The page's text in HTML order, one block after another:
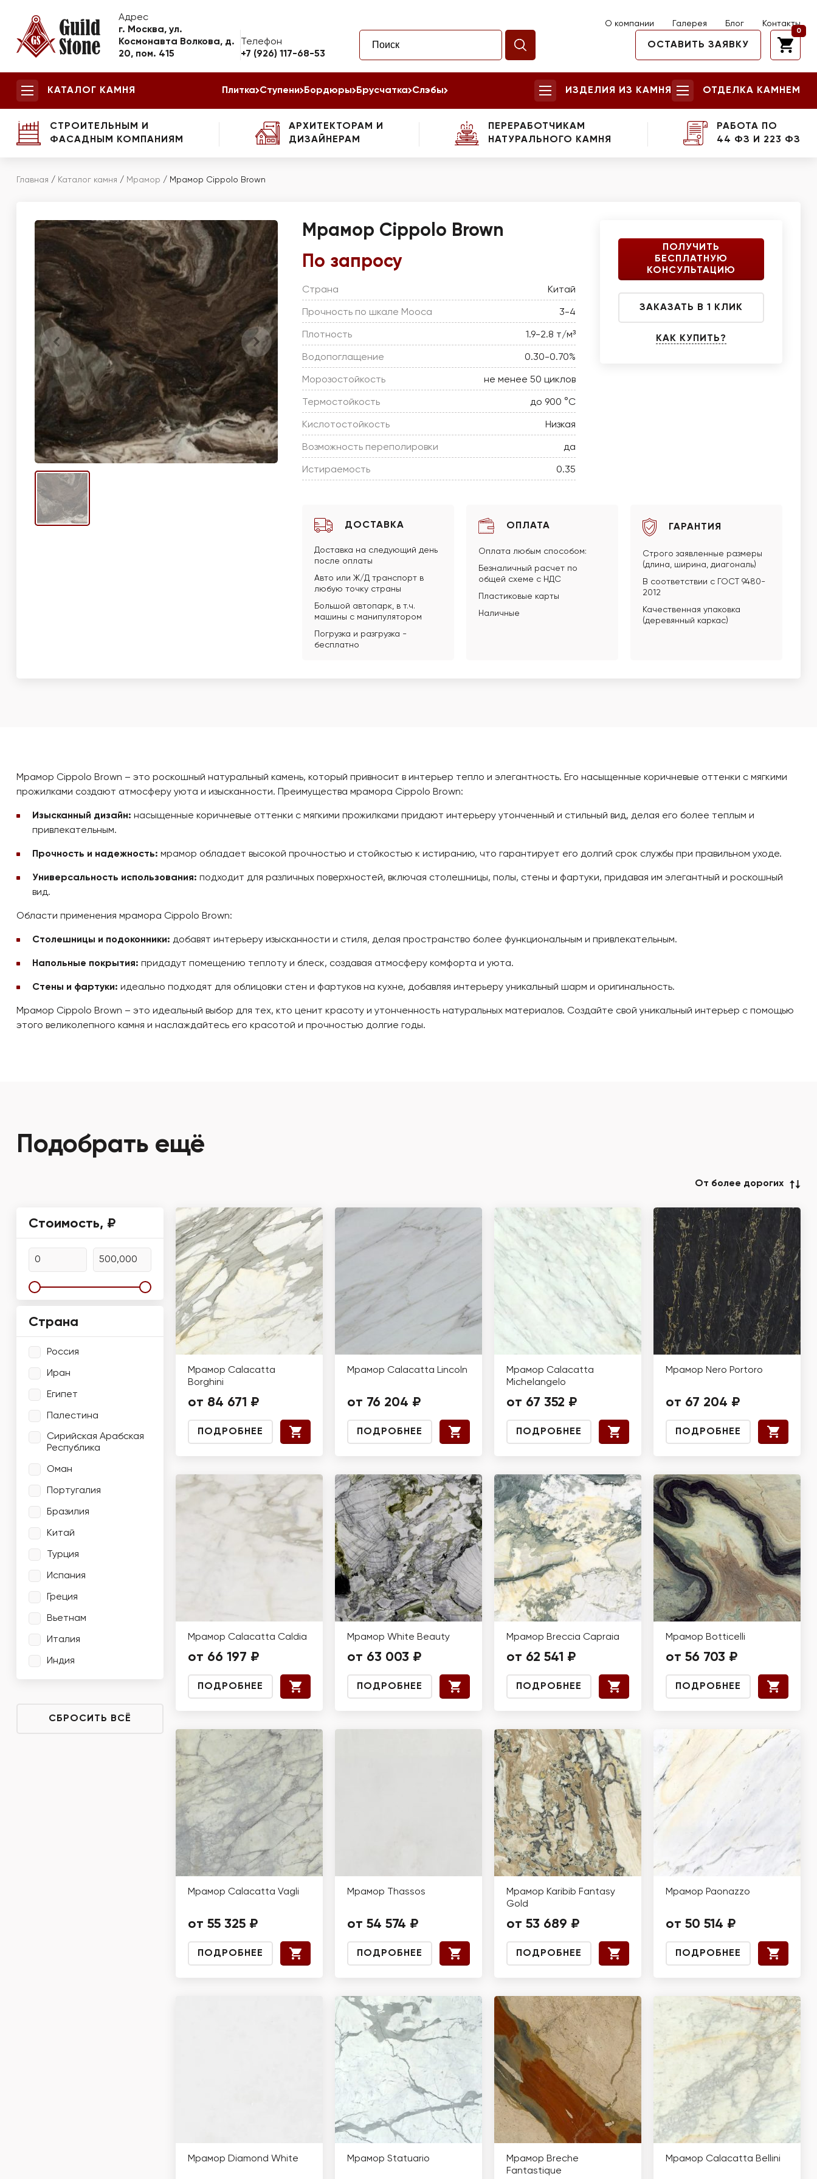
Адрес
г. Москва, ул.
Космонавта Волкова, д.
20, пом. 415
Телефон
+7 (926) 117-68-53
О компании Галерея Блог Контакты
ОСТАВИТЬ ЗАЯВКУ
0
КАТАЛОГ КАМНЯ Плитка Ступени Бордюры Брусчатка Слэбы ИЗДЕЛИЯ ИЗ КАМНЯ ОТДЕЛКА КАМНЕМ
СТРОИТЕЛЬНЫМ И
ФАСАДНЫМ КОМПАНИЯМ
АРХИТЕКТОРАМ И
ДИЗАЙНЕРАМ
ПЕРЕРАБОТЧИКАМ
НАТУРАЛЬНОГО КАМНЯ
РАБОТА ПО
44 ФЗ И 223 ФЗ
Главная / Каталог камня / Мрамор / Мрамор Cippolo Brown
Мрамор Cippolo Brown
По запросу
Страна Китай
Прочность по шкале Мооса 3-4
Плотность 1.9-2.8 т/м³
Водопоглащение 0.30-0.70%
Морозостойкость не менее 50 циклов
Термостойкость до 900 °C
Кислотостойкость Низкая
Возможность переполировки да
Истираемость 0.35
ПОЛУЧИТЬ
БЕСПЛАТНУЮ
КОНСУЛЬТАЦИЮ
ЗАКАЗАТЬ В 1 КЛИК
КАК КУПИТЬ?
ДОСТАВКА
Доставка на следующий день
после оплаты
Авто или Ж/Д транспорт в
любую точку страны
Большой автопарк, в т.ч.
машины с манипулятором
Погрузка и разгрузка -
бесплатно
ОПЛАТА
Оплата любым способом:
Безналичный расчет по
общей схеме с НДС
Пластиковые карты
Наличные
ГАРАНТИЯ
Строго заявленные размеры
(длина, ширина, диагональ)
В соответствии с ГОСТ 9480-
2012
Качественная упаковка
(деревянный каркас)
Мрамор Cippolo Brown – это роскошный натуральный камень, который привносит в интерьер тепло и элегантность. Его насыщенные коричневые оттенки с мягкими
прожилками создают атмосферу уюта и изысканности. Преимущества мрамора Cippolo Brown:
Изысканный дизайн: насыщенные коричневые оттенки с мягкими прожилками придают интерьеру утонченный и стильный вид, делая его более теплым и
привлекательным.
Прочность и надежность: мрамор обладает высокой прочностью и стойкостью к истиранию, что гарантирует его долгий срок службы при правильном уходе.
Универсальность использования: подходит для различных поверхностей, включая столешницы, полы, стены и фартуки, придавая им элегантный и роскошный
вид.
Области применения мрамора Cippolo Brown:
Столешницы и подоконники: добавят интерьеру изысканности и стиля, делая пространство более функциональным и привлекательным.
Напольные покрытия: придадут помещению теплоту и блеск, создавая атмосферу комфорта и уюта.
Стены и фартуки: идеально подходят для облицовки стен и фартуков на кухне, добавляя интерьеру уникальный шарм и оригинальность.
Мрамор Cippolo Brown – это идеальный выбор для тех, кто ценит красоту и утонченность натуральных материалов. Создайте свой уникальный интерьер с помощью
этого великолепного камня и наслаждайтесь его красотой и прочностью долгие годы.
Подобрать ещё
От более дорогих
Мрамор Calacatta
Borghini
от 84 671 ₽
ПОДРОБНЕЕ
Мрамор Calacatta Lincoln
от 76 204 ₽
ПОДРОБНЕЕ
Мрамор Calacatta
Michelangelo
от 67 352 ₽
ПОДРОБНЕЕ
Мрамор Nero Portoro
от 67 204 ₽
ПОДРОБНЕЕ
Мрамор Calacatta Caldia
от 66 197 ₽
ПОДРОБНЕЕ
Мрамор White Beauty
от 63 003 ₽
ПОДРОБНЕЕ
Мрамор Breccia Capraia
от 62 541 ₽
ПОДРОБНЕЕ
Мрамор Botticelli
от 56 703 ₽
ПОДРОБНЕЕ
Мрамор Calacatta Vagli
от 55 325 ₽
ПОДРОБНЕЕ
Мрамор Thassos
от 54 574 ₽
ПОДРОБНЕЕ
Мрамор Karibib Fantasy
Gold
от 53 689 ₽
ПОДРОБНЕЕ
Мрамор Paonazzo
от 50 514 ₽
ПОДРОБНЕЕ
Мрамор Diamond White Мрамор Statuario
Мрамор Breche
Fantastique
Мрамор Calacatta Bellini
Стоимость, ₽
Страна
Россия
Иран
Египет
Палестина
Сирийская Арабская
Республика
Оман
Португалия
Бразилия
Китай
Турция
Испания
Греция
Вьетнам
Италия
Индия
СБРОСИТЬ ВСЁ